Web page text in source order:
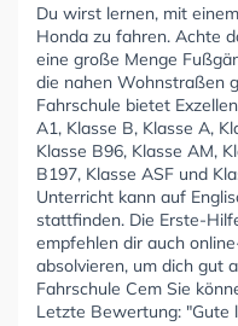
Du wirst lernen, mit
Honda zu fahren. Achte
eine große Menge
die nahen Wohnstraßen
Fahrschule bietet
A1, Klasse B, Klasse A,
Klasse B96, Klasse AM,
B197, Klasse ASF und
Unterricht kann auf
stattfinden. Die Erste-
empfehlen dir auch
absolvieren, um dich gut
Fahrschule Cem Sie
Letzte Bewertung: "Gute